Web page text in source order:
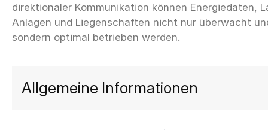
direktionaler Kommunikation können Energiedaten,
Anlagen und Liegenschaften nicht nur überwacht
Allgemeine Informationen